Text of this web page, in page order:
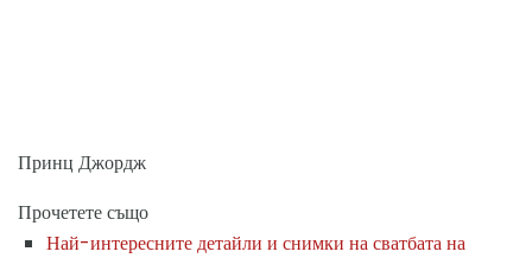
Принц Джордж
Прочетете също
Най-интересните детайли и снимки на сватбата на